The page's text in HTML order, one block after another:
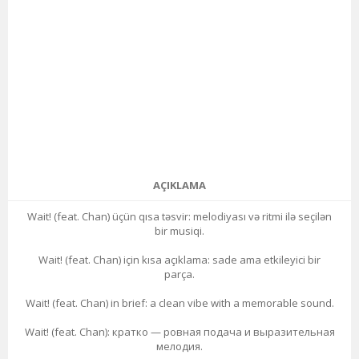
AÇIKLAMA
Wait! (feat. Chan) üçün qısa təsvir: melodiyası və ritmi ilə seçilən
bir musiqi.
Wait! (feat. Chan) için kısa açıklama: sade ama etkileyici bir
parça.
Wait! (feat. Chan) in brief: a clean vibe with a memorable sound.
Wait! (feat. Chan): кратко — ровная подача и выразительная
мелодия.